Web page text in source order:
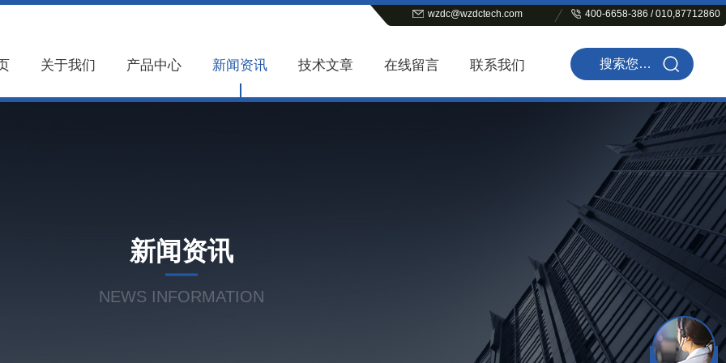
wzdc@wzdctech.com 400-6658-386 / 010,87712860
关于我们 产品中心 新闻资讯 技术文章 在线留言 联系我们
新闻资讯
NEWS INFORMATION